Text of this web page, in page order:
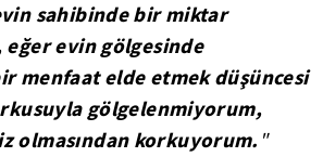
sahibinde bir miktar
eğer evin gölgesinde
menfaat elde etmek düşüncesi
gölgelenmiyorum,
olmasından korkuyorum. "